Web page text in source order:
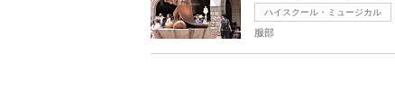
ハイスクール・ミュージカル
服部